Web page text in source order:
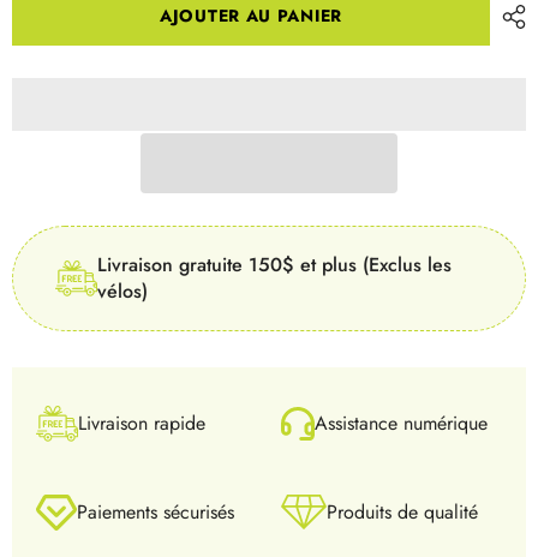
AJOUTER AU PANIER
Livraison gratuite 150$ et plus (Exclus les
vélos)
Livraison rapide Assistance numérique
Paiements sécurisés Produits de qualité